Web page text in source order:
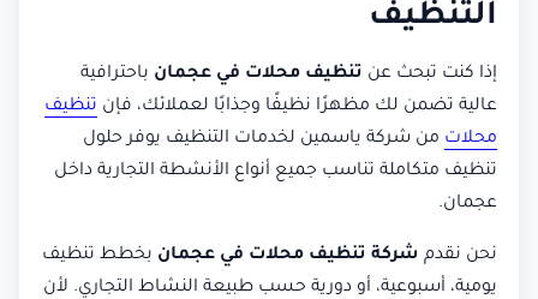
التنظيف
إذا كنت تبحث عن تنظيف محلات في عجمان باحترافية
عالية تضمن لك مظهرًا نظيفًا وجذابًا لعملائك، فإن تنظيف
محلات من شركة ياسمين لخدمات التنظيف يوفر حلول
تنظيف متكاملة تناسب جميع أنواع الأنشطة التجارية داخل
عجمان.
نحن نقدم شركة تنظيف محلات في عجمان بخطط تنظيف
يومية، أسبوعية، أو دورية حسب طبيعة النشاط التجاري. لأن